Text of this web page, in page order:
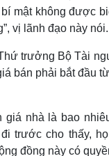
mật không được
vị lãnh đạo này nói.
trưởng Bộ Tài
bán phải bắt đầu
nhà là bao
trước cho thấy,
đồng này có